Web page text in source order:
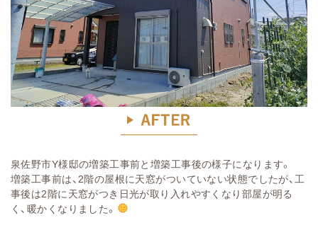
泉佐野市Y様邸の増築工事前と増築工事後の様子になります。
増築工事前は、2階の屋根に天窓がついていない状態でしたが、工
事後は2階に天窓がつき日光が取り入れやすくなり部屋が明る
く、暖かくなりました。